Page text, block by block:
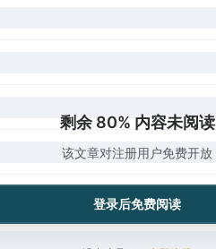
剩余 80% 内容未阅读
该文章对注册用户免费开放
登录后免费阅读